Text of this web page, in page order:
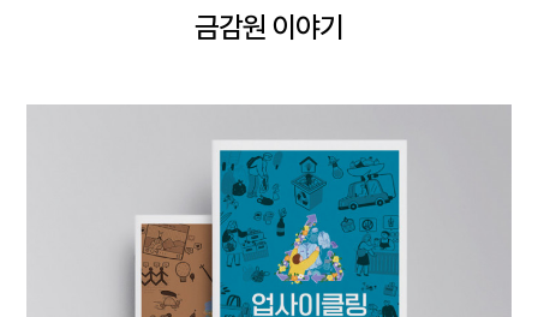
금감원 이야기